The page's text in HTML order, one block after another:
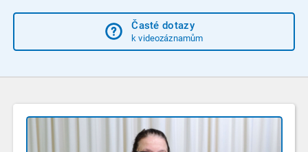
Časté dotazy
k videozáznamům